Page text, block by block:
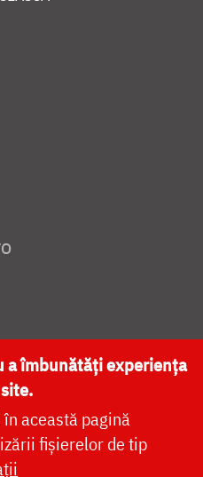
NAȚIONALĂ
a îmbunătăți experiența
această pagină
fișierelor de tip